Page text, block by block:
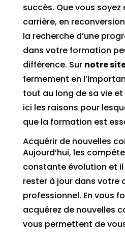
succès. Que vous
carrière, en
la recherche d’une
dans votre formation
différence. Sur notre
fermement en
tout au long de sa vie
ici les raisons pour
que la formation est
Acquérir de nouvelles
Aujourd’hui, les
constante évolution et
rester à jour dans votre
professionnel. En vous
acquérez de nouvelles
vous permettent de